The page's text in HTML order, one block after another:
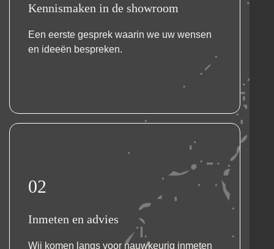
Kennismaken in de showroom
Een eerste gesprek waarin we uw wensen
en ideeën bespreken.
02
Inmeten en advies
Wij komen langs voor nauwkeurig inmeten